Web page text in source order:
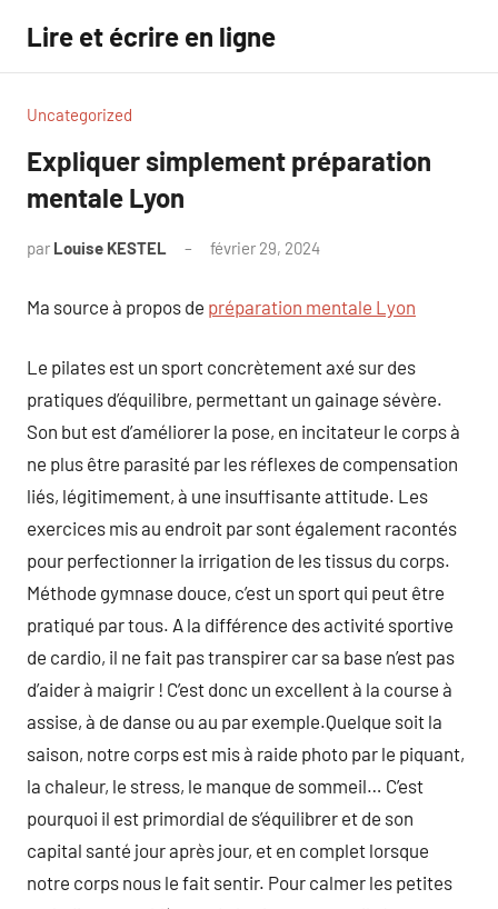
contenu
Lire et écrire en ligne
Uncategorized
Expliquer simplement préparation
mentale Lyon
par Louise KESTEL février 29, 2024
Ma source à propos de préparation mentale Lyon
Le pilates est un sport concrètement axé sur des
pratiques d’équilibre, permettant un gainage sévère.
Son but est d’améliorer la pose, en incitateur le corps à
ne plus être parasité par les réflexes de compensation
liés, légitimement, à une insuffisante attitude. Les
exercices mis au endroit par sont également racontés
pour perfectionner la irrigation de les tissus du corps.
Méthode gymnase douce, c’est un sport qui peut être
pratiqué par tous. A la différence des activité sportive
de cardio, il ne fait pas transpirer car sa base n’est pas
d’aider à maigrir ! C’est donc un excellent à la course à
assise, à de danse ou au par exemple.Quelque soit la
saison, notre corps est mis à raide photo par le piquant,
la chaleur, le stress, le manque de sommeil… C’est
pourquoi il est primordial de s’équilibrer et de son
capital santé jour après jour, et en complet lorsque
notre corps nous le fait sentir. Pour calmer les petites